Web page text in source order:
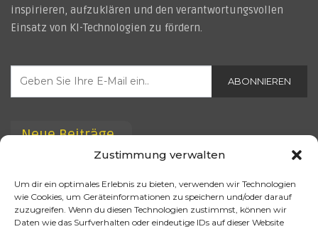
Zustimmung verwalten
Um dir ein optimales Erlebnis zu bieten, verwenden wir Technologien
wie Cookies, um Geräteinformationen zu speichern und/oder darauf
zuzugreifen. Wenn du diesen Technologien zustimmst, können wir
Daten wie das Surfverhalten oder eindeutige IDs auf dieser Website
inspirieren, aufzuklären und den verantwortungsvollen
Einsatz von KI-Technologien zu fördern.
ABONNIEREN
Neue Beiträge
Kennzeichen und zeigt…
Okt. 5, 2025